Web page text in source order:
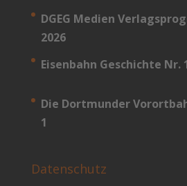
DGEG Medien
2026
Eisenbahn Geschichte Nr.
Die Dortmunder
1
Datenschutz